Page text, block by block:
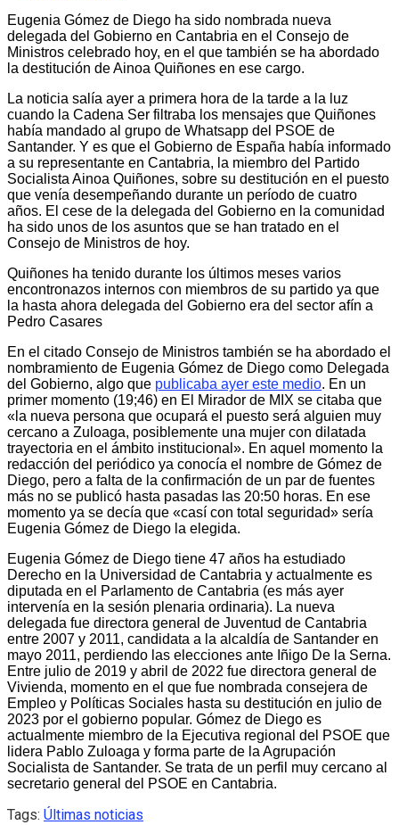
Eugenia Gómez de Diego ha sido nombrada nueva
delegada del Gobierno en Cantabria en el Consejo de
Ministros celebrado hoy, en el que también se ha abordado
la destitución de Ainoa Quiñones en ese cargo.
La noticia salía ayer a primera hora de la tarde a la luz
cuando la Cadena Ser filtraba los mensajes que Quiñones
había mandado al grupo de Whatsapp del PSOE de
Santander. Y es que el Gobierno de España había informado
a su representante en Cantabria, la miembro del Partido
Socialista Ainoa Quiñones, sobre su destitución en el puesto
que venía desempeñando durante un período de cuatro
años. El cese de la delegada del Gobierno en la comunidad
ha sido unos de los asuntos que se han tratado en el
Consejo de Ministros de hoy.
Quiñones ha tenido durante los últimos meses varios
encontronazos internos con miembros de su partido ya que
la hasta ahora delegada del Gobierno era del sector afín a
Pedro Casares
En el citado Consejo de Ministros también se ha abordado el
nombramiento de Eugenia Gómez de Diego como Delegada
del Gobierno, algo que publicaba ayer este medio. En un
primer momento (19;46) en El Mirador de MIX se citaba que
«la nueva persona que ocupará el puesto será alguien muy
cercano a Zuloaga, posiblemente una mujer con dilatada
trayectoria en el ámbito institucional». En aquel momento la
redacción del periódico ya conocía el nombre de Gómez de
Diego, pero a falta de la confirmación de un par de fuentes
más no se publicó hasta pasadas las 20:50 horas. En ese
momento ya se decía que «casí con total seguridad» sería
Eugenia Gómez de Diego la elegida.
Eugenia Gómez de Diego tiene 47 años ha estudiado
Derecho en la Universidad de Cantabria y actualmente es
diputada en el Parlamento de Cantabria (es más ayer
intervenía en la sesión plenaria ordinaria). La nueva
delegada fue directora general de Juventud de Cantabria
entre 2007 y 2011, candidata a la alcaldía de Santander en
mayo 2011, perdiendo las elecciones ante Iñigo De la Serna.
Entre julio de 2019 y abril de 2022 fue directora general de
Vivienda, momento en el que fue nombrada consejera de
Empleo y Políticas Sociales hasta su destitución en julio de
2023 por el gobierno popular. Gómez de Diego es
actualmente miembro de la Ejecutiva regional del PSOE que
lidera Pablo Zuloaga y forma parte de la Agrupación
Socialista de Santander. Se trata de un perfil muy cercano al
secretario general del PSOE en Cantabria.
Tags: Últimas noticias